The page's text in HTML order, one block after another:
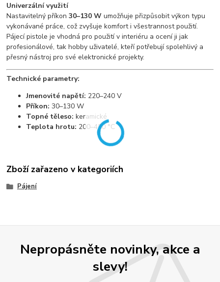
Univerzální využití
Nastavitelný příkon30–130 W umožňuje přizpůsobit výkon typu
vykonávané práce, což zvyšuje komfort i všestrannost použití.
Pájecí pistole je vhodná pro použití v interiéru a ocení ji jak
profesionálové, tak hobby uživatelé, kteří potřebují spolehlivý a
přesný nástroj pro své elektronické projekty.
Technické parametry:
Jmenovité napětí: 220–240 V
Příkon: 30–130 W
Topné těleso: keramické
Teplota hrotu: 200–450 °C
Zboží zařazeno v kategoriích
Pájení
Nepropásněte novinky, akce a
slevy!